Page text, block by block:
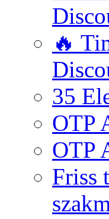
🔥
35
OTP
OTP
Friss